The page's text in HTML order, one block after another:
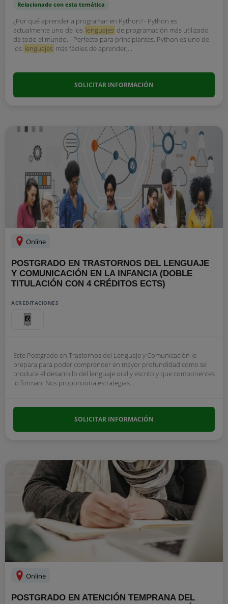
Relacionado con esta temática
¿Por qué aprender a programar en Python? - Python es
actualmente uno de los lenguajes de programación más utilizado
de todo el mundo. - Perfecto para principiantes. Python es uno de
los lenguajes más fáciles de aprender,...
SOLICITAR INFORMACIÓN
Online
POSTGRADO EN TRASTORNOS DEL LENGUAJE
Y COMUNICACIÓN EN LA INFANCIA (DOBLE
TITULACIÓN CON 4 CRÉDITOS ECTS)
ACREDITACIONES
Este Postgrado en Trastornos del Lenguaje y Comunicación le
prepara para poder comprender en mayor profundidad como se
produce el desarrollo del lenguaje oral y escrito y que componentes
lo forman. Nos proporciona estrategias...
SOLICITAR INFORMACIÓN
Online
POSTGRADO EN ATENCIÓN TEMPRANA DEL